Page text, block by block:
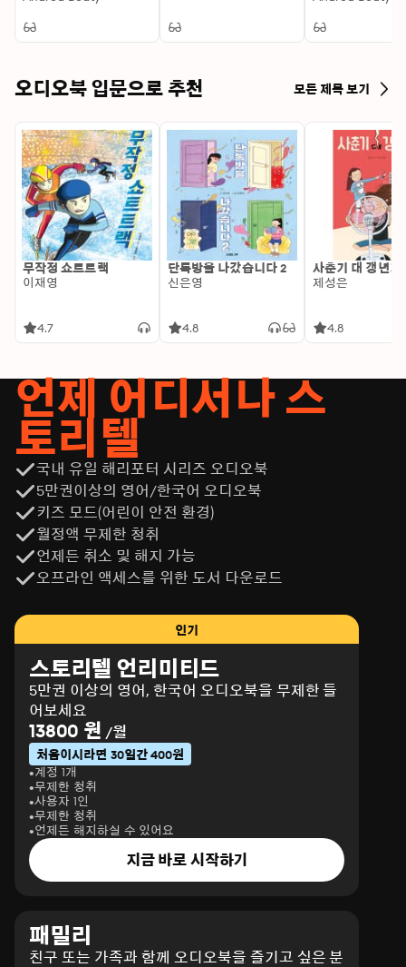
오디오북 입문으로 추천 모든 제목 보기
무작정 쇼트트랙
이재영
4.7
단톡방을 나갔습니다 2
신은영
4.8
사춘기 대 갱년기
제성은
4.8
언제 어디서나 스
토리텔
국내 유일 해리포터 시리즈 오디오북
5만권이상의 영어/한국어 오디오북
키즈 모드(어린이 안전 환경)
월정액 무제한 청취
언제든 취소 및 해지 가능
오프라인 액세스를 위한 도서 다운로드
인기
스토리텔 언리미티드
5만권 이상의 영어, 한국어 오디오북을 무제한 들
어보세요
13800 원 /월
처음이시라면 30일간 400원
계정 1개
무제한 청취
사용자 1인
무제한 청취
언제든 해지하실 수 있어요
지금 바로 시작하기
패밀리
친구 또는 가족과 함께 오디오북을 즐기고 싶은 분